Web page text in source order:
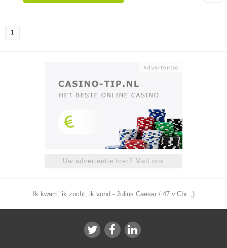
1
Uw advertentie hier? Mail ons
Ik kwam, ik zocht, ik vond - Julius Caesar / 47 v.Chr. ;)